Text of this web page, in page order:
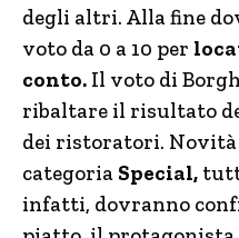
degli altri. Alla fine
voto da 0 a 10 per
conto. Il voto di
ribaltare il risultato
dei ristoratori. Novità
categoria Special,
infatti, dovranno